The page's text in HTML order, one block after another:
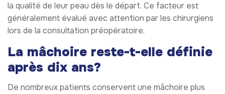
la qualité de leur peau dès le départ. Ce facteur est
généralement évalué avec attention par les chirurgiens
lors de la consultation préopératoire.
La mâchoire reste-t-elle définie
après dix ans?
De nombreux patients conservent une mâchoire plus